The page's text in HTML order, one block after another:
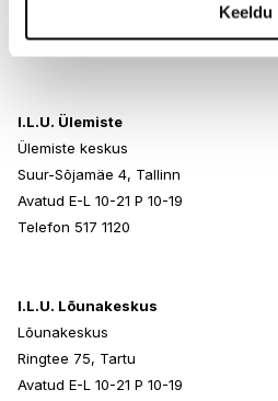
Keeldu
Telefon 517 0401
I.L.U. Ülemiste
Ülemiste keskus
Suur-Sõjamäe 4, Tallinn
Avatud E-L 10-21 P 10-19
Telefon 517 1120
I.L.U. Lõunakeskus
Lõunakeskus
Ringtee 75, Tartu
Avatud E-L 10-21 P 10-19